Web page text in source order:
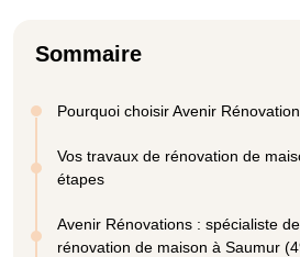
Sommaire
Pourquoi choisir Avenir
Vos travaux de rénovation de
étapes
Avenir Rénovations : spécialiste
rénovation de maison à Saumur